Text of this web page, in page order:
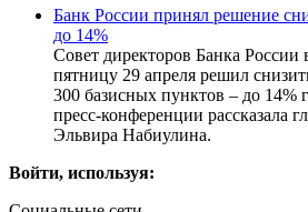
Банк России принял решение
до 14%
Совет директоров Банка России
пятницу 29 апреля решил
300 базисных пунктов – до 14%
пресс-конференции рассказала
Эльвира Набиулина.
Войти, используя: